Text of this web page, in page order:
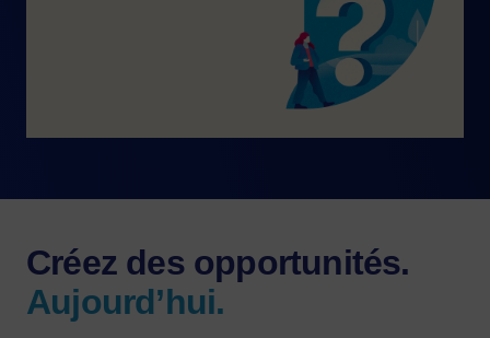
Créez des opportunités.
Aujourd’hui.